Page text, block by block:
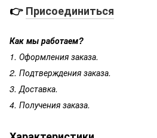
👉Присоединиться
Как мы работаем?
1. Оформления заказа.
2. Подтверждения заказа.
3. Доставка.
4. Получения заказа.